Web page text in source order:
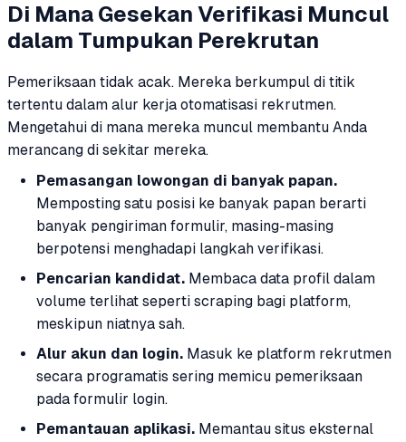
Di Mana Gesekan Verifikasi Muncul
dalam Tumpukan Perekrutan
Pemeriksaan tidak acak. Mereka berkumpul di titik
tertentu dalam alur kerja otomatisasi rekrutmen.
Mengetahui di mana mereka muncul membantu Anda
merancang di sekitar mereka.
Pemasangan lowongan di banyak papan.
Memposting satu posisi ke banyak papan berarti
banyak pengiriman formulir, masing-masing
berpotensi menghadapi langkah verifikasi.
Pencarian kandidat. Membaca data profil dalam
volume terlihat seperti scraping bagi platform,
meskipun niatnya sah.
Alur akun dan login. Masuk ke platform rekrutmen
secara programatis sering memicu pemeriksaan
pada formulir login.
Pemantauan aplikasi. Memantau situs eksternal